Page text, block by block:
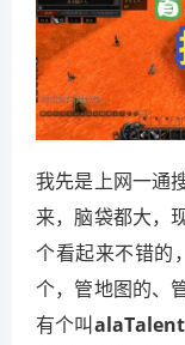
我先是上网一通
来，脑袋都大，
个看起来不错的
个，管地图的、
有个叫